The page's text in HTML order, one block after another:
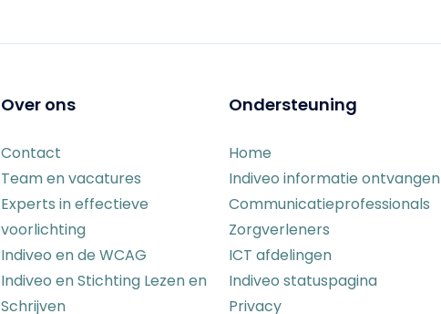
Over ons
Contact
Team en vacatures
Experts in effectieve
voorlichting
Indiveo en de WCAG
Indiveo en Stichting Lezen en
Schrijven
Ondersteuning
Home
Indiveo informatie ontvangen
Communicatieprofessionals
Zorgverleners
ICT afdelingen
Indiveo statuspagina
Privacy